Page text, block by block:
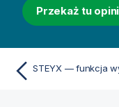
Przekaż tu
STEYX — funkcja